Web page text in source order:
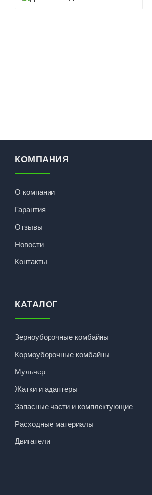
КОМПАНИЯ
О компании
Гарантия
Отзывы
Новости
Контакты
КАТАЛОГ
Зерноуборочные комбайны
Кормоуборочные комбайны
Мульчер
Жатки и адаптеры
Запасные части и комплектующие
Расходные материалы
Двигатели